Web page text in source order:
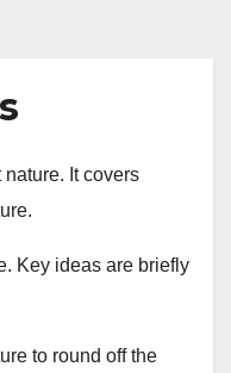
It covers
Key ideas are briefly
to round off the